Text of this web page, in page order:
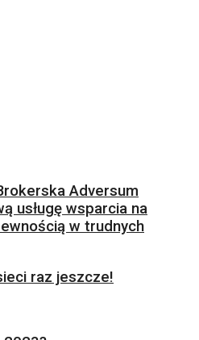
Adversum
usługę wsparcia na
w trudnych
raz jeszcze!